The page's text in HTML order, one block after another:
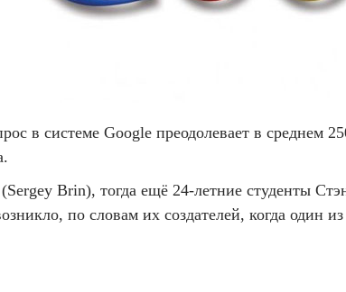
в системе Google преодолевает в среднем
Brin), тогда ещё 24-летние студенты
по словам их создателей, когда один